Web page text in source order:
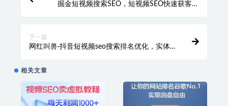
掘金短视频搜索SEO，短视频SEO快速获客攻
下一篇
网红叫兽·抖音短视频seo搜索排名优化，实体
相关文章